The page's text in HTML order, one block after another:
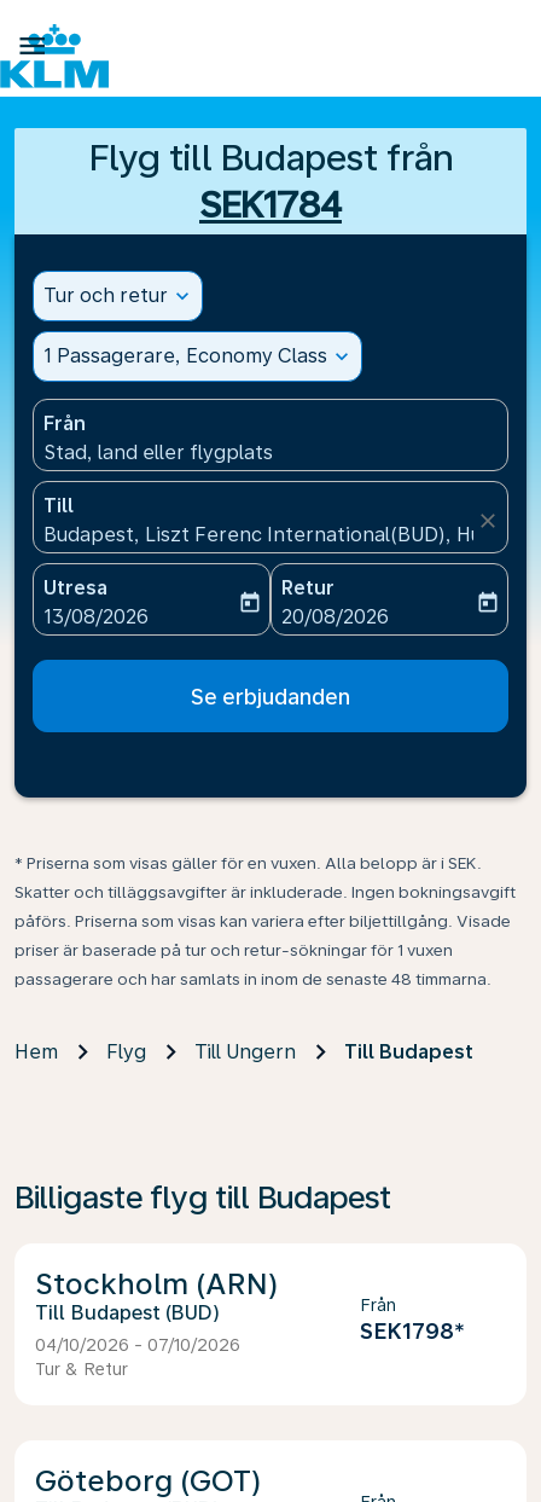

Flyg till Budapest från
SEK1784
Tur och retur expand_more
1 Passagerare, Economy Class expand_more
Från
Stad, land eller flygplats
Till
Budapest, Liszt Ferenc International(BUD), Hungary
close
Utresa
fc-booking-departure-date-aria-label
13/08/2026
today
Retur
fc-booking-return-date-
20/08/2026
today
Se erbjudanden
* Priserna som visas gäller för en vuxen. Alla belopp är i SEK.
Skatter och tilläggsavgifter är inkluderade. Ingen bokningsavgift
påförs. Priserna som visas kan variera efter biljettillgång. Visade
priser är baserade på tur och retur-sökningar för 1 vuxen
passagerare och har samlats in inom de senaste 48 timmarna.
Hem Flyg Till Ungern Till Budapest
Billigaste flyg till Budapest
Stockholm (ARN)
Budapest (BUD)
04/10/2026 - 07/10/2026
Tur & Retur
Från
SEK1798*
Göteborg (GOT)